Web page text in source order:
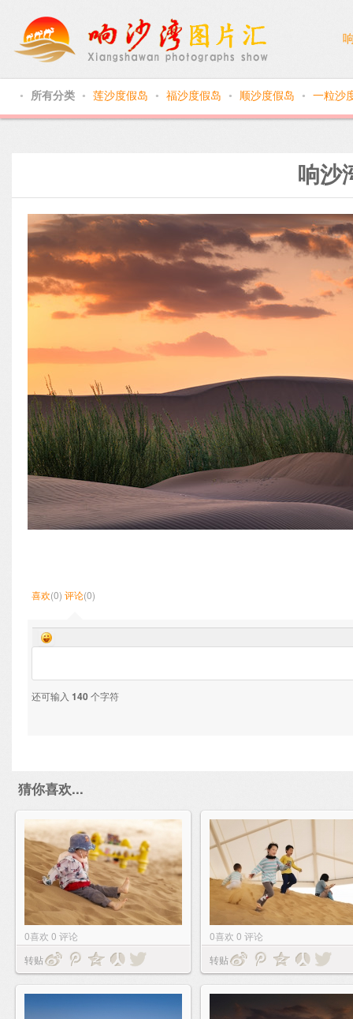
● 所有分类 ● 莲沙度假岛 ● 福沙度假岛 ● 顺沙度假岛 ● 一粒沙
响沙
喜欢(0) 评论(0)
还可输入 140个字符
猜你喜欢...
0喜欢 0 评论
转贴
0喜欢 0 评论
转贴